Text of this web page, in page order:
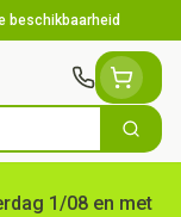
beschikbaarheid
Zoek
1/08 en met